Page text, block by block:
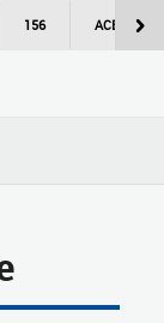
156 ACESSO À